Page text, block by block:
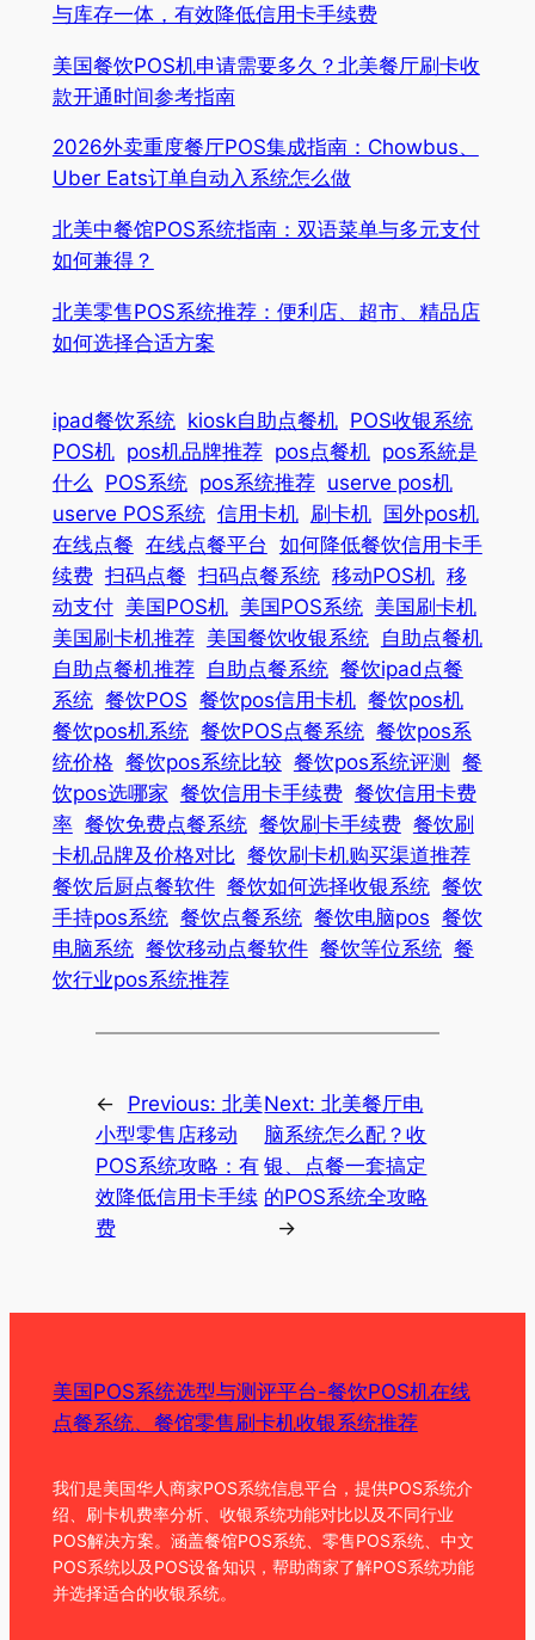
与库存一体，有效降低信用卡手续费
美国餐饮POS机申请需要多久？北美餐厅刷卡收
款开通时间参考指南
2026外卖重度餐厅POS集成指南：Chowbus、
Uber Eats订单自动入系统怎么做
北美中餐馆POS系统指南：双语菜单与多元支付
如何兼得？
北美零售POS系统推荐：便利店、超市、精品店
如何选择合适方案
ipad餐饮系统 kiosk自助点餐机 POS收银系统
POS机 pos机品牌推荐 pos点餐机 pos系統是
什么 POS系统 pos系统推荐 userve pos机
userve POS系统 信用卡机 刷卡机
国外pos机
在线点餐 在线点餐平台 如何降低餐饮信用卡手
续费 扫码点餐 扫码点餐系统 移动POS机 移
动支付 美国POS机 美国POS系统 美国刷卡机
美国刷卡机推荐 美国餐饮收银系统
自助点餐机
自助点餐机推荐
自助点餐系统 餐饮ipad点餐
系统 餐饮POS 餐饮pos信用卡机 餐饮pos机
餐饮pos机系统 餐饮POS点餐系统 餐饮pos系
统价格 餐饮pos系统比较 餐饮pos系统评测
餐
饮pos选哪家 餐饮信用卡手续费 餐饮信用卡费
率 餐饮免费点餐系统 餐饮刷卡手续费 餐饮刷
卡机品牌及价格对比 餐饮刷卡机购买渠道推荐
餐饮后厨点餐软件 餐饮如何选择收银系统 餐饮
手持pos系统 餐饮点餐系统 餐饮电脑pos 餐饮
电脑系统 餐饮移动点餐软件 餐饮等位系统 餐
饮行业pos系统推荐
← Previous: 北美
小型零售店移动
POS系统攻略：有
效降低信用卡手续
费
Next:北美餐厅电
脑系统怎么配？收
银、点餐一套搞定
的POS系统全攻略
→
美国POS系统选型与测评平台-餐饮POS机在线
点餐系统、餐馆零售刷卡机收银系统推荐
我们是美国华人商家POS系统信息平台，提供POS系统介
绍、刷卡机费率分析、收银系统功能对比以及不同行业
POS解决方案。涵盖餐馆POS系统、零售POS系统、中文
POS系统以及POS设备知识，帮助商家了解POS系统功能
并选择适合的收银系统。